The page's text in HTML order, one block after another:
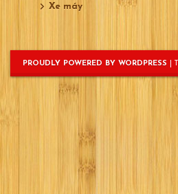
Xe máy
PROUDLY POWERED BY WORDPRESS